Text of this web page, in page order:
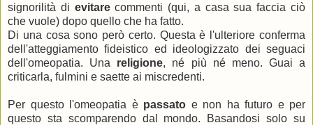
signorilità di evitarecommenti (qui, a casa sua faccia ciò
che vuole) dopo quello che ha fatto.
Di una cosa sono però certo. Questa è l'ulteriore conferma
dell'atteggiamento fideistico ed ideologizzato dei seguaci
dell'omeopatia. Una religione, né più né meno. Guai a
criticarla, fulmini e saette ai miscredenti.
Per questo l'omeopatia è passato e non ha futuro e per
questo sta scomparendo dal mondo. Basandosi solo su